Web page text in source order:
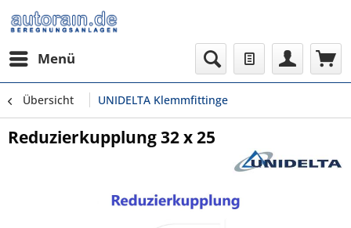
Menü
Übersicht UNIDELTA Klemmfittinge
Reduzierkupplung 32 x 25